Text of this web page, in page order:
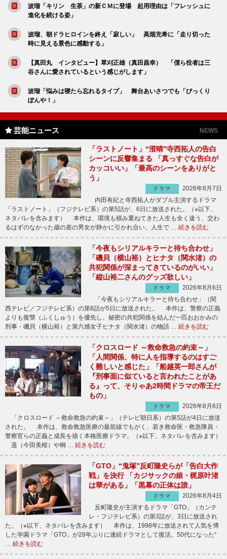
波瑠「キリン 生茶」の新ＣＭに登場 起用理由は「フレッシュに
進化を続ける姿」
波瑠、朝ドラヒロインを終え「寂しい」 高畑充希に「走り切った
時に見える景色に感動する」
【真田丸 インタビュー】草刈正雄（真田昌幸） 「僕ら役者は三
谷さんに愛されているという感じがします」
波瑠「悩みは寝たら忘れるタイプ」 舞台あいさつでも「びっくり
ぽんや！」
芸能ニュース NEWS
「ラストノート」“澄晴”寺西拓人の告白
シーンに反響集まる 「真っすぐな告白が
カッコいい」「最高のシーンをありがと
う」
ドラマ
2026年8月7日
内田有紀と寺西拓人がダブル主演するドラマ
「ラストノート」（フジテレビ系）の第5話が、6日に放送された。（※以下、
ネタバレを含みます） 本作は、環境も積み重ねてきた人生も全く違う、交わ
るはずのなかった歳の差の男女が静かに引かれ合い、人生で … 続きを読む
「今夜もシリアルキラーと待ち合わせ」
「磯貝（横山裕）とヒナタ（関水渚）の
共犯関係が深まってきているのがいい」
「縦山裕二さんのグッズ欲しい」
ドラマ
2026年8月6日
「今夜もシリアルキラーと待ち合わせ」（関
西テレビ／フジテレビ系）の第6話が5日に放送された。 本作は、警察の正義
よりも復讐（ふくしゅう）を優先し、秘密の共犯関係を結んだ一匹おおかみの
刑事・磯貝（横山裕）と第六感女子ヒナタ（関水渚）の物語 … 続きを読む
「クロスロード ～救命救急の約束～」
「人間関係、特に人を指導するのはすご
く難しいと感じた」「船越英一郎さんが
『刑事面に似ていると言われたことがあ
る』って、そりゃあ2時間ドラマの帝王だ
もの」
ドラマ
2026年8月6日
「クロスロード ～救命救急の約束～」（テレビ朝日系）の第5話が4日に放送
された。 本作は、救命救急医療の最前線でもがく、若き救命医・救急隊員・
警察官らの正義と成長を描く本格医療ドラマ。（※以下、ネタバレを含みます）
遥（今田美桜）や桐 … 続きを読む
「GTO」“鬼塚”反町隆史らが「告白大作
戦」を決行 「カジサックの娘・梶原叶渚
は華がある」「黒幕の正体は誰」
ドラマ
2026年8月4日
反町隆史が主演するドラマ「GTO」（カンテ
レ・フジテレビ系）の第3話が、3日に放送され
た。（※以下、ネタバレを含みます） 本作は、1998年に放送されて人気を博
した学園ドラマ「GTO」が28年ぶりに連続ドラマとして復活。50代になった“
続きを読む